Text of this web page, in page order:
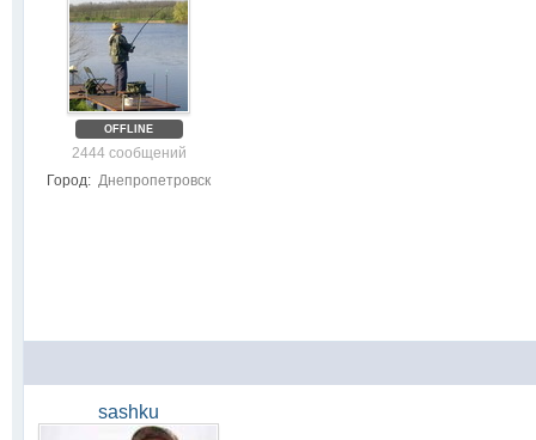
OFFLINE
2444 сообщений
Город: Днепропетровск
sashku